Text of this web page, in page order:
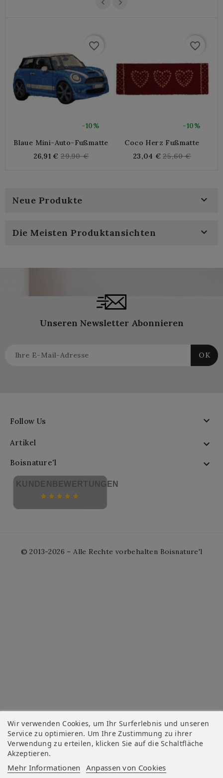
-10%
favorite_border
Blaue Mini-Auto-Fußmatte
26,91 € Regular
29,90 €
-10%
favorite_border
Coco Herz Fußmatte
23,04 € Regular
25,60 €
Neue Produkte 
Die Meisten Produktansichten 
Unseren Newsletter Abonnieren
Follow Us 
Artikel 
Boisnature'l 
Wir verwenden Cookies, um Ihr Surferlebnis und unseren
Service zu optimieren. Um Ihre Zustimmung zu ihrer
Verwendung zu erteilen, klicken Sie auf die Schaltfläche
Akzeptieren.
Mehr Informationen Anpassen von Cookies
KUNDENBEWERTUNGEN
© 2013-2026 – Alle Rechte vorbehalten Boisnature'l